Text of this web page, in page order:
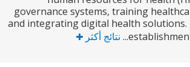
governance systems, training
and integrating digital health
نتائج أكثر